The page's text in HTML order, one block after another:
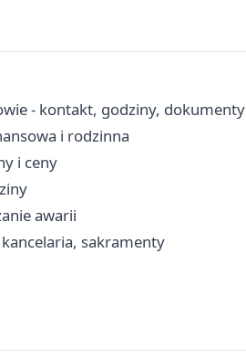
- kontakt, godziny, dokumenty
i rodzinna
i ceny
awarii
sakramenty